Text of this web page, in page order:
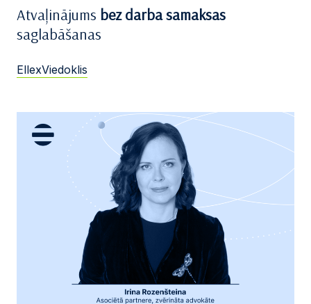
Atvaļinājums bez darba samaksas
saglabāšanas
EllexViedoklis